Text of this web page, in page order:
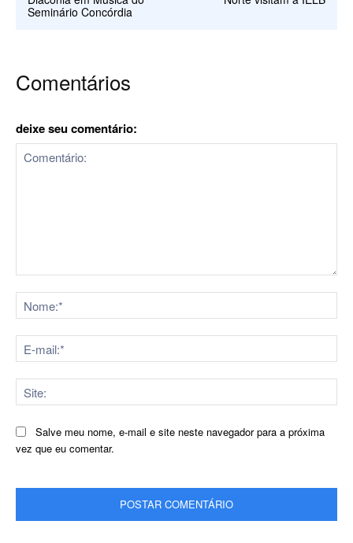
Seminário Concórdia
Comentários
deixe seu comentário:
Salve meu nome, e-mail e site neste navegador para a próxima
vez que eu comentar.